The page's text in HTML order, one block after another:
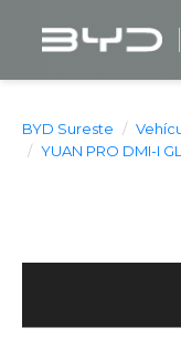
BYD Sureste
YUAN PRO DMI-I